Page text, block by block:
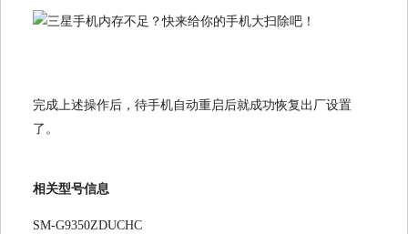
完成上述操作后，待手机自动重启后就成功恢复出厂设置
了。
相关型号信息
SM-G9350ZDUCHC